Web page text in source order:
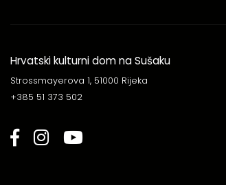
Hrvatski kulturni dom na Sušaku
Strossmayerova 1, 51000 Rijeka
+385 51 373 502